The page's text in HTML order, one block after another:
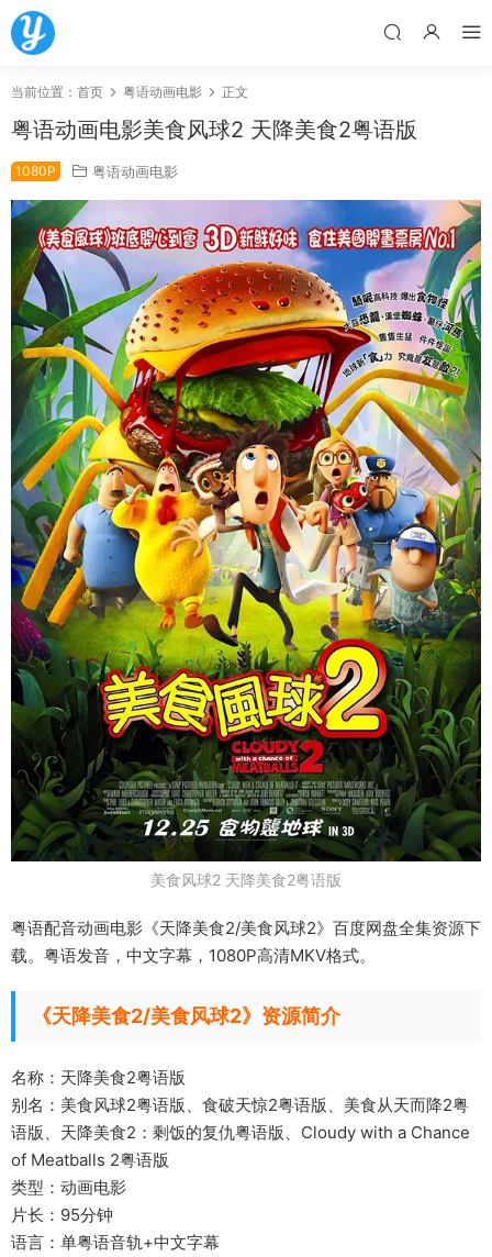
当前位置： 首页 粤语动画电影 正文
粤语动画电影美食风球2 天降美食2粤语版
1080P 粤语动画电影
美食风球2 天降美食2粤语版
粤语配音动画电影《天降美食2/美食风球2》百度网盘全集资源下
载。粤语发音，中文字幕，1080P高清MKV格式。
《天降美食2/美食风球2》资源简介
名称：天降美食2粤语版
别名：美食风球2粤语版、食破天惊2粤语版、美食从天而降2粤
语版、天降美食2：剩饭的复仇粤语版、Cloudy with a Chance
of Meatballs 2粤语版
类型：动画电影
片长：95分钟
语言：单粤语音轨+中文字幕